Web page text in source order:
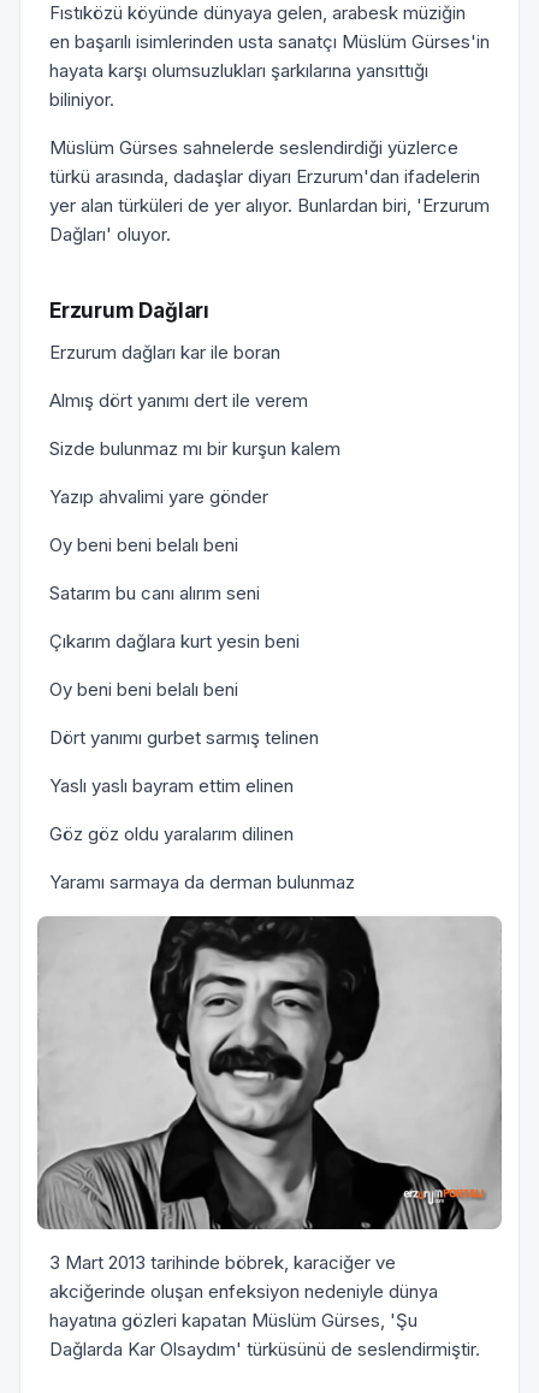
Fıstıközü köyünde dünyaya gelen, arabesk müziğin
en başarılı isimlerinden usta sanatçı Müslüm Gürses'in
hayata karşı olumsuzlukları şarkılarına yansıttığı
biliniyor.
Müslüm Gürses sahnelerde seslendirdiği yüzlerce
türkü arasında, dadaşlar diyarı Erzurum'dan ifadelerin
yer alan türküleri de yer alıyor. Bunlardan biri, 'Erzurum
Dağları' oluyor.
Erzurum Dağları
Erzurum dağları kar ile boran
Almış dört yanımı dert ile verem
Sizde bulunmaz mı bir kurşun kalem
Yazıp ahvalimi yare gönder
Oy beni beni belalı beni
Satarım bu canı alırım seni
Çıkarım dağlara kurt yesin beni
Oy beni beni belalı beni
Dört yanımı gurbet sarmış telinen
Yaslı yaslı bayram ettim elinen
Göz göz oldu yaralarım dilinen
Yaramı sarmaya da derman bulunmaz
3 Mart 2013 tarihinde böbrek, karaciğer ve
akciğerinde oluşan enfeksiyon nedeniyle dünya
hayatına gözleri kapatan Müslüm Gürses, 'Şu
Dağlarda Kar Olsaydım' türküsünü de seslendirmiştir.